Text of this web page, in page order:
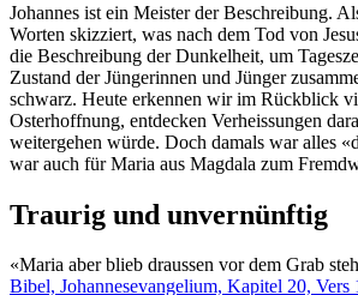
Johannes ist ein Meister der Beschreibung.
Worten skizziert, was nach dem Tod von
die Beschreibung der Dunkelheit, um
Zustand der Jüngerinnen und Jünger
schwarz. Heute erkennen wir im Rückblick
Osterhoffnung, entdecken Verheissungen
weitergehen würde. Doch damals war alles
war auch für Maria aus Magdala zum
Traurig und unvernünftig
«Maria aber blieb draussen vor dem Grab
Bibel, Johannesevangelium, Kapitel 20, Vers